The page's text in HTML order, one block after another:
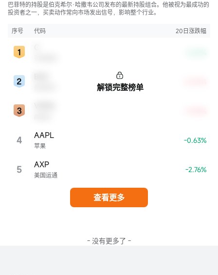
巴菲特的持股是伯克希尔·哈撒韦公司发布的最新持股组合。他被视为最成功的
投资者之一，买卖动作常向市场发出信号，影响整个行业。
序号 代码 20日涨跌幅
4 苹果
AAPL -0.63%
5 美国运通
AXP -2.76%
解锁完整榜单
查看更多
- 没有更多了 -